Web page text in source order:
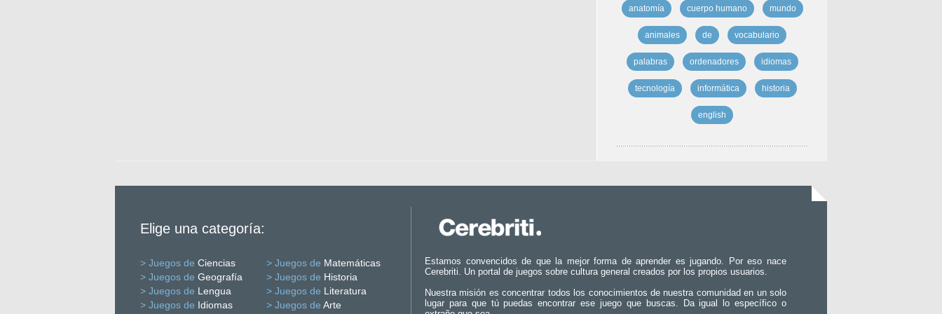
anatomía cuerpo humano mundo
animales de vocabulario
palabras ordenadores idiomas
tecnología informática historia
english
Elige una categoría:
> Juegos de Ciencias > Juegos de Matemáticas
> Juegos de Geografía > Juegos de Historia
> Juegos de Lengua > Juegos de Literatura
> Juegos de Idiomas > Juegos de Arte
Estamos convencidos de que la mejor forma de aprender es jugando. Por eso nace
Cerebriti. Un portal de juegos sobre cultura general creados por los propios usuarios.
Nuestra misión es concentrar todos los conocimientos de nuestra comunidad en un solo
lugar para que tú puedas encontrar ese juego que buscas. Da igual lo específico o